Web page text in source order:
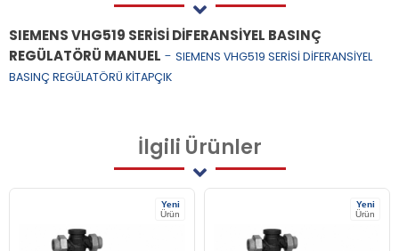
SIEMENS VHG519 SERİSİ DİFERANSİYEL BASINÇ
REGÜLATÖRÜ MANUEL - SIEMENS VHG519 SERİSİ DİFERANSİYEL
BASINÇ REGÜLATÖRÜ KİTAPÇIK
İlgili Ürünler
Yeni
Ürün
Yeni
Ürün